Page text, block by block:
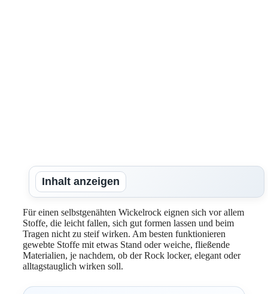
Inhalt anzeigen
Für einen selbstgenähten Wickelrock eignen sich vor allem
Stoffe, die leicht fallen, sich gut formen lassen und beim
Tragen nicht zu steif wirken. Am besten funktionieren
gewebte Stoffe mit etwas Stand oder weiche, fließende
Materialien, je nachdem, ob der Rock locker, elegant oder
alltagstauglich wirken soll.